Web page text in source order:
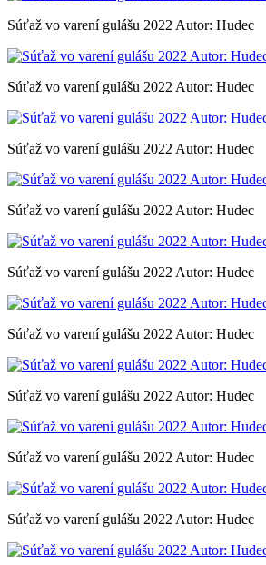
Súťaž vo varení gulášu 2022 Autor: Hudec
Súťaž vo varení gulášu 2022 Autor: Hudec
Súťaž vo varení gulášu 2022 Autor: Hudec
Súťaž vo varení gulášu 2022 Autor: Hudec
Súťaž vo varení gulášu 2022 Autor: Hudec
Súťaž vo varení gulášu 2022 Autor: Hudec
Súťaž vo varení gulášu 2022 Autor: Hudec
Súťaž vo varení gulášu 2022 Autor: Hudec
Súťaž vo varení gulášu 2022 Autor: Hudec